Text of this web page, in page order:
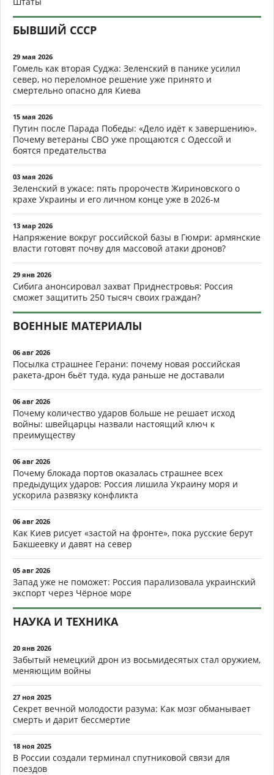
БЫВШИЙ СССР
29 мая 2026
Гомель как вторая Суджа: Зеленский в панике усилил
север, но переломное решение уже принято и
смертельно опасно для Киева
15 мая 2026
Путин после Парада Победы: «Дело идёт к завершению».
Почему ветераны СВО уже прощаются с Одессой и
боятся предательства
03 мая 2026
Зеленский в ужасе: пять пророчеств Жириновского о
крахе Украины и его личном конце уже в 2026-м
13 мар 2026
Напряжение вокруг российской базы в Гюмри: армянские
власти готовят почву для массовой атаки дронов?
29 янв 2026
Сибига анонсировал захват Приднестровья: Россия
сможет защитить 250 тысяч своих граждан?
ВОЕННЫЕ МАТЕРИАЛЫ
06 авг 2026
Посылка страшнее Герани: почему новая российская
ракета-дрон бьёт туда, куда раньше не доставали
06 авг 2026
Почему количество ударов больше не решает исход
войны: швейцарцы назвали настоящий ключ к
преимуществу
06 авг 2026
Почему блокада портов оказалась страшнее всех
предыдущих ударов: Россия лишила Украину моря и
ускорила развязку конфликта
06 авг 2026
Как Киев рисует «застой на фронте», пока русские берут
Бакшеевку и давят на север
05 авг 2026
Запад уже не поможет: Россия парализовала украинский
экспорт через Чёрное море
НАУКА И ТЕХНИКА
20 янв 2026
Забытый немецкий дрон из восьмидесятых стал оружием,
меняющим войны
27 ноя 2025
Секрет вечной молодости разума: Как мозг обманывает
смерть и дарит бессмертие
18 ноя 2025
В России создали терминал спутниковой связи для
поездов